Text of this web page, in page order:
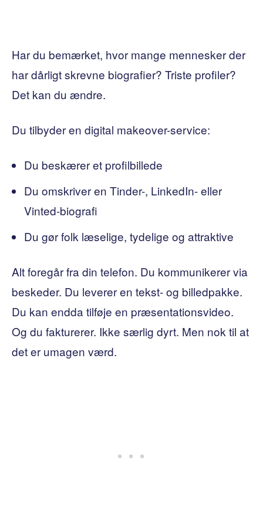
Har du bemærket, hvor mange mennesker der
har dårligt skrevne biografier? Triste profiler?
Det kan du ændre.
Du tilbyder en digital makeover-service:
Du beskærer et profilbillede
Du omskriver en Tinder-, LinkedIn- eller
Vinted-biografi
Du gør folk læselige, tydelige og attraktive
Alt foregår fra din telefon. Du kommunikerer via
beskeder. Du leverer en tekst- og billedpakke.
Du kan endda tilføje en præsentationsvideo.
Og du fakturerer. Ikke særlig dyrt. Men nok til at
det er umagen værd.